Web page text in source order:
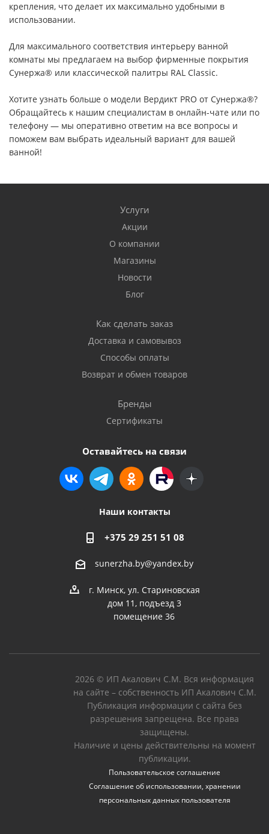
крепления, что делает их максимально удобными в
использовании.
Для максимального соответствия интерьеру ванной
комнаты мы предлагаем на выбор фирменные покрытия
Сунержа® или классической палитры RAL Classic.
Хотите узнать больше о модели Вердикт PRO от Сунержа®?
Обращайтесь к нашим специалистам в онлайн-чате или по
телефону — мы оперативно ответим на все вопросы и
поможем вам выбрать идеальный вариант для вашей
ванной!
Услуги
Акции
О компании
Магазины
Новости
Блог
Как сделать заказ
Доставка и самовывоз
Способы оплаты
Возврат и обмен товаров
Бренды
Сертификаты
Оставайтесь на связи
Наши контакты
+375 29 251 51 08
sunerzha.by@yandex.by
г. Минск, ул. Стариновская
дом 11, подъезд 3
помещение 36
2026 © ИП Акалович С.М. Вся информация
на сайте – собственность ИП Акалович С.М.
Публикация информации с сайта без
разрешения запрещена. Все права
защищены.
Наличие и цены действительны на момент
публикации.
Пользовательское соглашение
Соглашение об использовании, хранении
персональных данных пользователя